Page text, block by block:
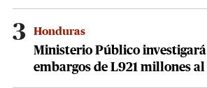
3 Honduras
Ministerio Público investigará
embargos de L921 millones